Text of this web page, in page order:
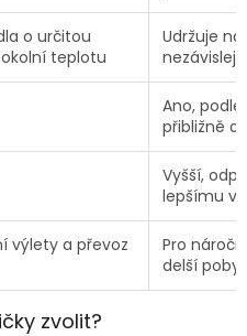
o určitou
teplotu
Udržuje
Ano,
přibližně
Vyšší,
lepšímu
výlety a převoz
Pro
delší
zvolit?